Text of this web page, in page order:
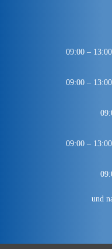
09:00 –
09:00 –
09:00 –
und